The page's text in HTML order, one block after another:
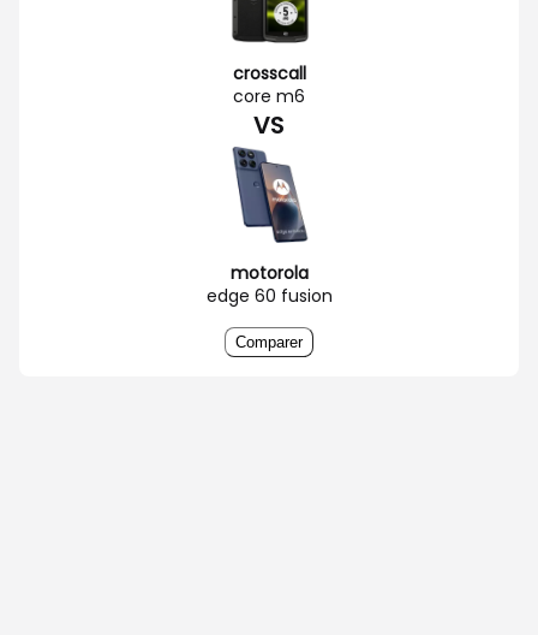
crosscall
core m6
VS
motorola
edge 60 fusion
Comparer